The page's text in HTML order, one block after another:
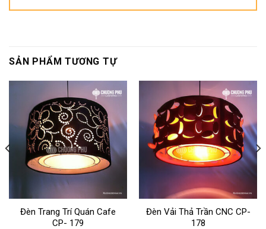
SẢN PHẨM TƯƠNG TỰ
Đèn Trang Trí Quán Cafe
CP- 179
Đèn Vải Thả Trần CNC CP-
178